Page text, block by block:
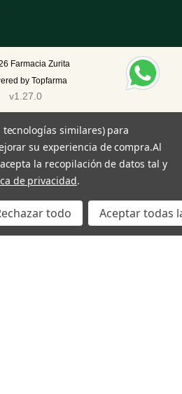
Farmacia Zurita
by Topfarma
v1.27.0
similares) para
su experiencia de compra.Al
la recopilación de datos tal y
de privacidad.
todo Aceptar todas